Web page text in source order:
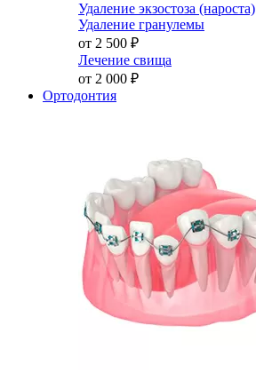
Удаление экзостоза (нароста)
Удаление гранулемы
от 2 500 ₽
Лечение свища
от 2 000 ₽
Ортодонтия